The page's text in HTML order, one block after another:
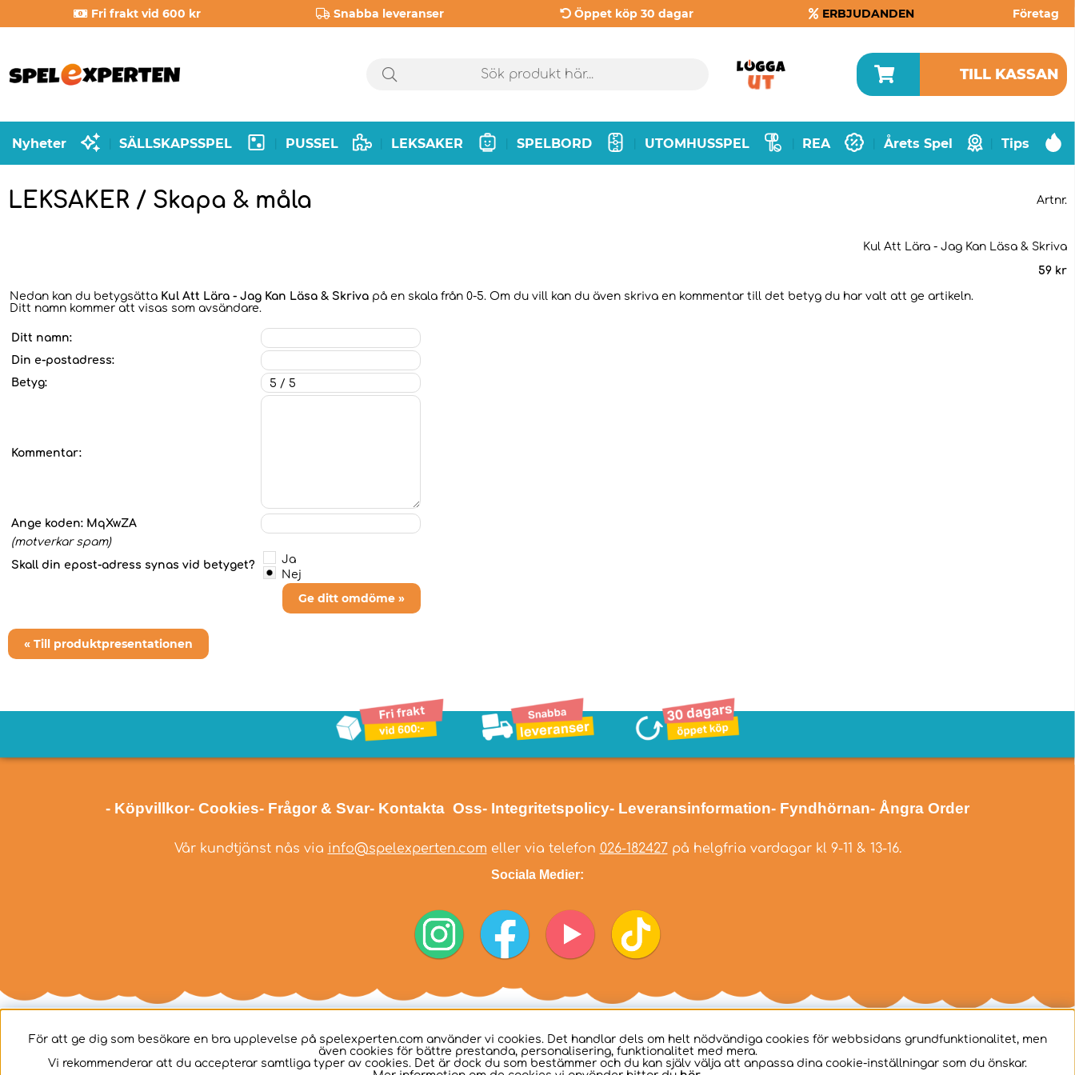
Fri frakt vid 600 kr Snabba leveranser Öppet köp 30 dagar ERBJUDANDEN Företag
TILL KASSAN
Nyheter SÄLLSKAPSSPEL PUSSEL LEKSAKER SPELBORD UTOMHUSSPEL REA Årets Spel Tips
LEKSAKER / Skapa & måla Artnr.
Kul Att Lära - Jag Kan Läsa & Skriva
59 kr
Nedan kan du betygsätta Kul Att Lära - Jag Kan Läsa & Skriva på en skala från 0-5. Om du vill kan du även skriva en kommentar till det betyg du har valt att ge artikeln.
Ditt namn kommer att visas som avsändare.
Ditt namn:
Din e-postadress:
Betyg:
Kommentar:
Ange koden: MqXwZA
(motverkar spam)
Skall din epost-adress synas vid betyget?
Ja
Nej
Ge ditt omdöme »
« Till produktpresentationen
- Köpvillkor- Cookies- Frågor & Svar- Kontakta Oss- Integritetspolicy- Leveransinformation- Fyndhörnan- Ångra Order
Vår kundtjänst nås via info@spelexperten.com eller via telefon 026-182427på helgfria vardagar kl 9-11 & 13-16.
Sociala Medier:
För att ge dig som besökare en bra upplevelse på spelexperten.com använder vi cookies. Det handlar dels om helt nödvändiga cookies för webbsidans grundfunktionalitet, men
även cookies för bättre prestanda, personalisering, funktionalitet med mera.
Vi rekommenderar att du accepterar samtliga typer av cookies. Det är dock du som bestämmer och du kan själv välja att anpassa dina cookie-inställningar som du önskar.